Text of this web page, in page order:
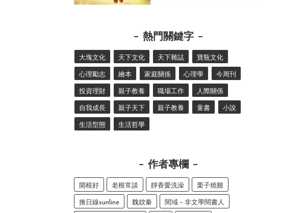
熱門關鍵字
大塊文化 天下文化 天下雜誌 寶瓶文化
心理勵志 繪本 家庭關係 心理學 今周刊
投資理財 親子教養 職場工作 人際關係
自我成長 親子天下 親子教養 童書 小說
生活型態 生活哲學
作者專欄
開根好 老根常談 靜香愛洗澡 栗子燒雞
換日線sunline 魏妏秦 閱域－非文學閱書人